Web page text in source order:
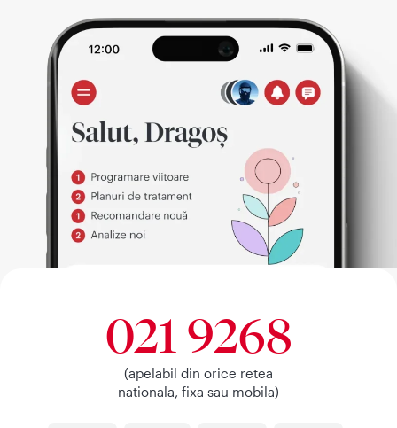
021 9268
(apelabil din orice retea
nationala, fixa sau mobila)